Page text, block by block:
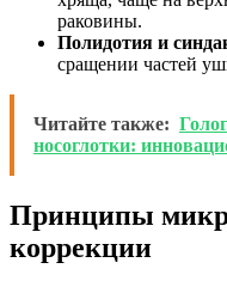
раковины.
Полидотия и
сращении частей
Читайте также:
носоглотки:
Принципы
коррекции